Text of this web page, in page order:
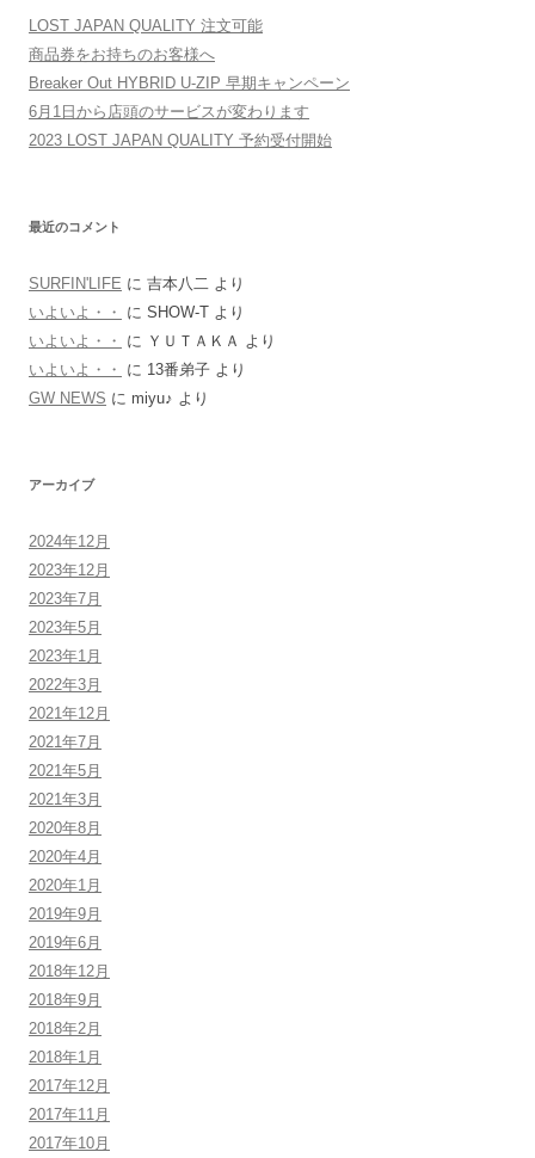
LOST JAPAN QUALITY 注文可能
商品券をお持ちのお客様へ
Breaker Out HYBRID U-ZIP 早期キャンペーン
6月1日から店頭のサービスが変わります
2023 LOST JAPAN QUALITY 予約受付開始
最近のコメント
SURFIN'LIFE に 吉本八二 より
いよいよ・・
に SHOW-T より
いよいよ・・
に ＹＵＴＡＫＡ より
いよいよ・・
に 13番弟子 より
GW NEWS に miyu♪ より
アーカイブ
2024年12月
2023年12月
2023年7月
2023年5月
2023年1月
2022年3月
2021年12月
2021年7月
2021年5月
2021年3月
2020年8月
2020年4月
2020年1月
2019年9月
2019年6月
2018年12月
2018年9月
2018年2月
2018年1月
2017年12月
2017年11月
2017年10月